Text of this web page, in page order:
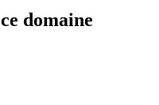
domaine